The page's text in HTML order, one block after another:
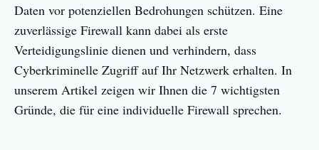
Daten vor potenziellen Bedrohungen schützen. Eine
zuverlässige Firewall kann dabei als erste
Verteidigungslinie dienen und verhindern, dass
Cyberkriminelle Zugriff auf Ihr Netzwerk erhalten. In
unserem Artikel zeigen wir Ihnen die 7 wichtigsten
Gründe, die für eine individuelle Firewall sprechen.